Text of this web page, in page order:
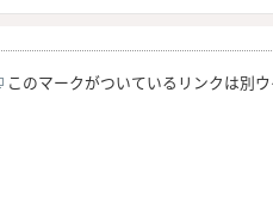
このマークがついているリンクは別